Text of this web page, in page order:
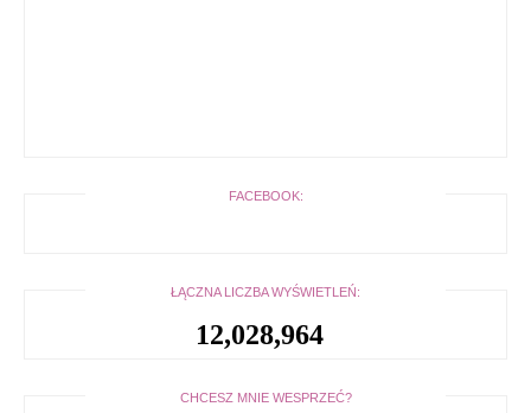
FACEBOOK:
ŁĄCZNA LICZBA WYŚWIETLEŃ:
12,028,964
CHCESZ MNIE WESPRZEĆ?